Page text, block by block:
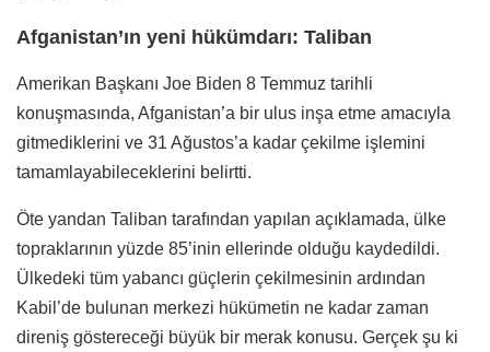
Afganistan’ın yeni hükümdarı: Taliban
Amerikan Başkanı Joe Biden 8 Temmuz tarihli
konuşmasında, Afganistan’a bir ulus inşa etme amacıyla
gitmediklerini ve 31 Ağustos’a kadar çekilme işlemini
tamamlayabileceklerini belirtti.
Öte yandan Taliban tarafından yapılan açıklamada, ülke
topraklarının yüzde 85’inin ellerinde olduğu kaydedildi.
Ülkedeki tüm yabancı güçlerin çekilmesinin ardından
Kabil’de bulunan merkezi hükümetin ne kadar zaman
direniş göstereceği büyük bir merak konusu. Gerçek şu ki